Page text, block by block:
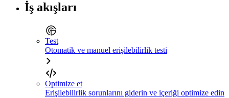
İş akışları
Test
Otomatik ve manuel erişilebilirlik testi
Optimize et
Erişilebilirlik sorunlarını giderin ve içeriği optimize edin